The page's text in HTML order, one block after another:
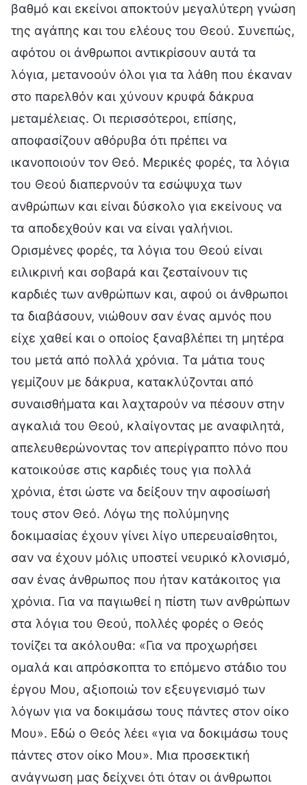
βαθμό και εκείνοι αποκτούν μεγαλύτερη γνώση
της αγάπης και του ελέους του Θεού. Συνεπώς,
αφότου οι άνθρωποι αντικρίσουν αυτά τα
λόγια, μετανοούν όλοι για τα λάθη που έκαναν
στο παρελθόν και χύνουν κρυφά δάκρυα
μεταμέλειας. Οι περισσότεροι, επίσης,
αποφασίζουν αθόρυβα ότι πρέπει να
ικανοποιούν τον Θεό. Μερικές φορές, τα λόγια
του Θεού διαπερνούν τα εσώψυχα των
ανθρώπων και είναι δύσκολο για εκείνους να
τα αποδεχθούν και να είναι γαλήνιοι.
Ορισμένες φορές, τα λόγια του Θεού είναι
ειλικρινή και σοβαρά και ζεσταίνουν τις
καρδιές των ανθρώπων και, αφού οι άνθρωποι
τα διαβάσουν, νιώθουν σαν ένας αμνός που
είχε χαθεί και ο οποίος ξαναβλέπει τη μητέρα
του μετά από πολλά χρόνια. Τα μάτια τους
γεμίζουν με δάκρυα, κατακλύζονται από
συναισθήματα και λαχταρούν να πέσουν στην
αγκαλιά του Θεού, κλαίγοντας με αναφιλητά,
απελευθερώνοντας τον απερίγραπτο πόνο που
κατοικούσε στις καρδιές τους για πολλά
χρόνια, έτσι ώστε να δείξουν την αφοσίωσή
τους στον Θεό. Λόγω της πολύμηνης
δοκιμασίας έχουν γίνει λίγο υπερευαίσθητοι,
σαν να έχουν μόλις υποστεί νευρικό κλονισμό,
σαν ένας άνθρωπος που ήταν κατάκοιτος για
χρόνια. Για να παγιωθεί η πίστη των ανθρώπων
στα λόγια του Θεού, πολλές φορές ο Θεός
τονίζει τα ακόλουθα: «Για να προχωρήσει
ομαλά και απρόσκοπτα το επόμενο στάδιο του
έργου Μου, αξιοποιώ τον εξευγενισμό των
λόγων για να δοκιμάσω τους πάντες στον οίκο
Μου». Εδώ ο Θεός λέει «για να δοκιμάσω τους
πάντες στον οίκο Μου». Μια προσεκτική
ανάγνωση μας δείχνει ότι όταν οι άνθρωποι